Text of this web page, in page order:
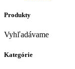
Produkty
Vyhľadávame
Kategórie